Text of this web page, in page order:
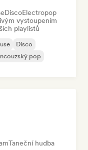
DiscoElectropop
vystoupením
playlistů
Disco
pop
Taneční hudba